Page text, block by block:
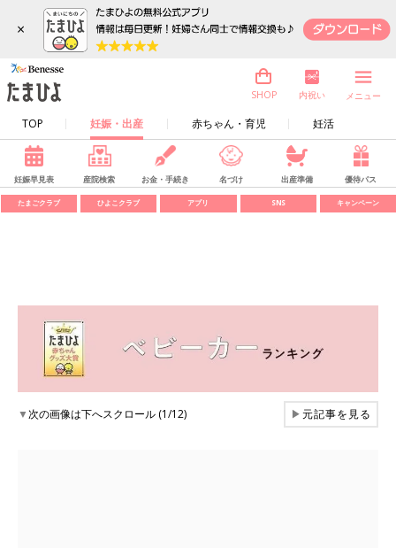
×
TOP 妊娠・出産 赤ちゃん・育児 妊活
SHOP 内祝い メニュー
妊娠早見表 産院検索 お金・手続き 名づけ 出産準備 優待パス
たまごクラブ ひよこクラブ アプリ SNS キャンペーン
▼次の画像は下へスクロール (1/12) ▶元記事を見る